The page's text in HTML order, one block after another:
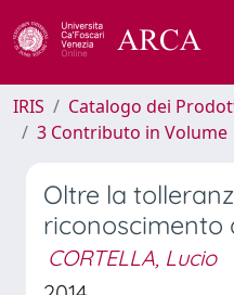
IRIS
Catalogo dei
3 Contributo in Volume
Oltre la
riconoscimento
CORTELLA, Lucio